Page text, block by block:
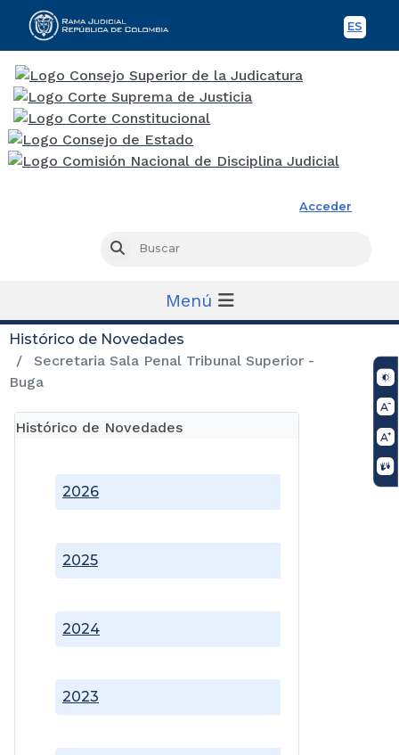
ES
Acceder
Buscar
Menú
Histórico de Novedades
Secretaria Sala Penal Tribunal Superior -
Buga
Histórico de Novedades
2023
2024
2025
2026